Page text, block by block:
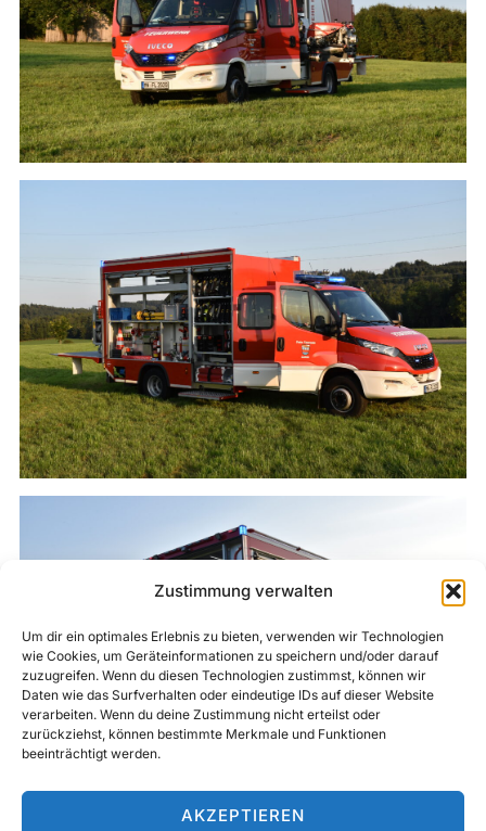
Zustimmung verwalten
Um dir ein optimales Erlebnis zu bieten, verwenden wir Technologien
wie Cookies, um Geräteinformationen zu speichern und/oder darauf
zuzugreifen. Wenn du diesen Technologien zustimmst, können wir
Daten wie das Surfverhalten oder eindeutige IDs auf dieser Website
verarbeiten. Wenn du deine Zustimmung nicht erteilst oder
zurückziehst, können bestimmte Merkmale und Funktionen
beeinträchtigt werden.
AKZEPTIEREN